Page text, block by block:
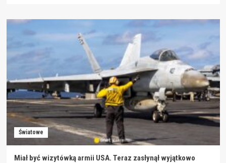
Światowe
Miał być wizytówką armii USA. Teraz zasłynął wyjątkowo